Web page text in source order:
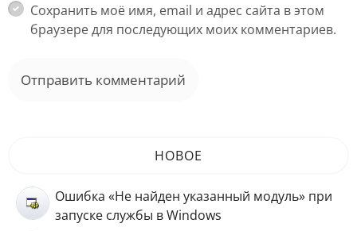
Сохранить моё имя, email и адрес сайта в этом
браузере для последующих моих комментариев.
НОВОЕ
Ошибка «Не найден указанный модуль» при
запуске службы в Windows